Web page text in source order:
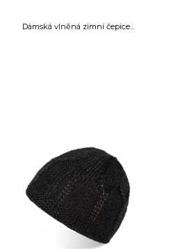
Dámská vlněná zimní čepice...